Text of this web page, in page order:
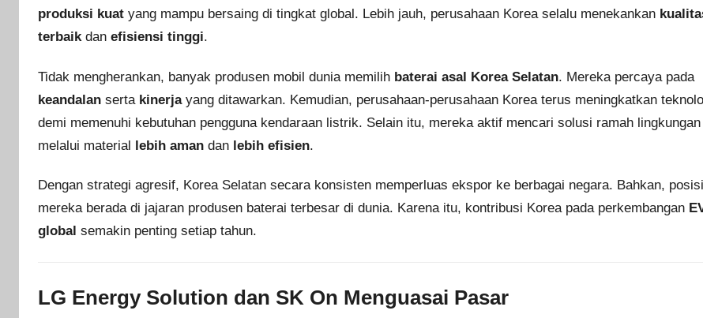
produksi kuat yang mampu bersaing di tingkat global. Lebih jauh, perusahaan Korea selalu menekankan
terbaikdan efisiensi tinggi.
Tidak mengherankan, banyak produsen mobil dunia memilih baterai asal Korea Selatan. Mereka percaya pada
keandalan serta kinerjayang ditawarkan. Kemudian, perusahaan-perusahaan Korea terus meningkatkan
demi memenuhi kebutuhan pengguna kendaraan listrik. Selain itu, mereka aktif mencari solusi ramah lingkungan
melalui material lebih aman dan lebih efisien.
Dengan strategi agresif, Korea Selatan secara konsisten memperluas ekspor ke berbagai negara. Bahkan, posisi
mereka berada di jajaran produsen baterai terbesar di dunia. Karena itu, kontribusi Korea pada perkembangan
global semakin penting setiap tahun.
LG Energy Solution dan SK On Menguasai Pasar